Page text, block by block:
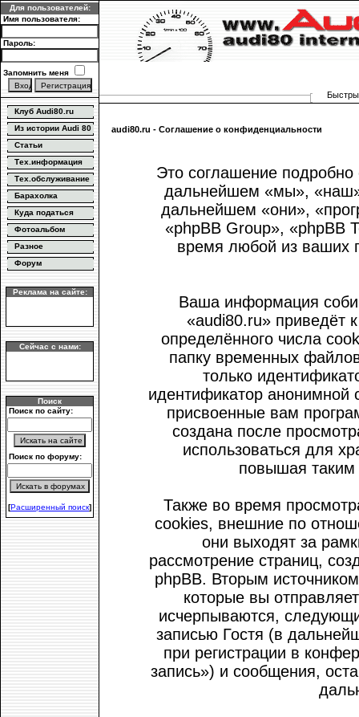
Для пользователей:
Имя пользователя:
Пароль:
Запомнить меня
Клуб Audi80.ru
Из истории Audi 80
Статьи
Тех.информация
Тех.обслуживание
Барахолка
Куда податься
Фотоальбом
Разное
Форум
Реклама на сайте:
Сейчас с нами:
Поиск
Поиск по сайту:
Поиск по форуму:
[Расширенный поиск]
Быстрый
audi80.ru - Соглашение о конфиденциальности
Это соглашение подробно
дальнейшем «мы»,
дальнейшем «они»,
«phpBB Group», «phpBB
время любой из ваших
Ваша информация
«audi80.ru» приведёт
определённого числа
папку временных
только
идентификатор анонимной
присвоенные вам
создана после
использоваться для
повышая таким
Также во время
cookies, внешние по
они выходят за
рассмотрение страниц,
phpBB. Вторым
которые вы
исчерпываются,
записью Гостя (в
при регистрации в
запись») и сообщения,